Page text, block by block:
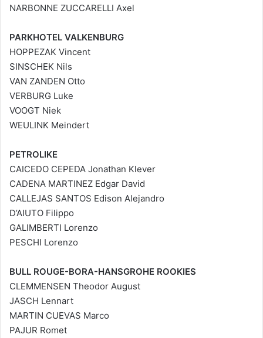
NARBONNE ZUCCARELLI Axel
PARKHOTEL VALKENBURG
HOPPEZAK Vincent
SINSCHEK Nils
VAN ZANDEN Otto
VERBURG Luke
VOOGT Niek
WEULINK Meindert
PETROLIKE
CAICEDO CEPEDA Jonathan Klever
CADENA MARTINEZ Edgar David
CALLEJAS SANTOS Edison Alejandro
D’AIUTO Filippo
GALIMBERTI Lorenzo
PESCHI Lorenzo
BULL ROUGE-BORA-HANSGROHE ROOKIES
CLEMMENSEN Theodor August
JASCH Lennart
MARTIN CUEVAS Marco
PAJUR Romet